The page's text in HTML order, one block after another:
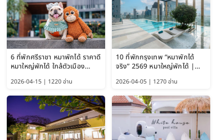
6 ที่พักศรีราชา หมาพักได้ ราคาดี
หมาใหญ่พักได้ ใกล้ตัวเมือง
2026-04-15 | 1220 อ่าน
10 ที่พักกรุงเทพ “หมาพักได้
จริง” 2569 หมาใหญ่พักได้ |
Bangkok อัปเดตล่าสุด
2026-04-05 | 1270 อ่าน